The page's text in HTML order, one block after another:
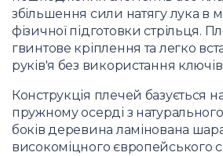
збільшення сили натягу лука в
фізичної підготовки стрільця.
гвинтове кріплення та легко
руків'я без використання ключів.
Конструкція плечей базується
пружному осерді з
боків деревина ламінована
високоміцного європейського